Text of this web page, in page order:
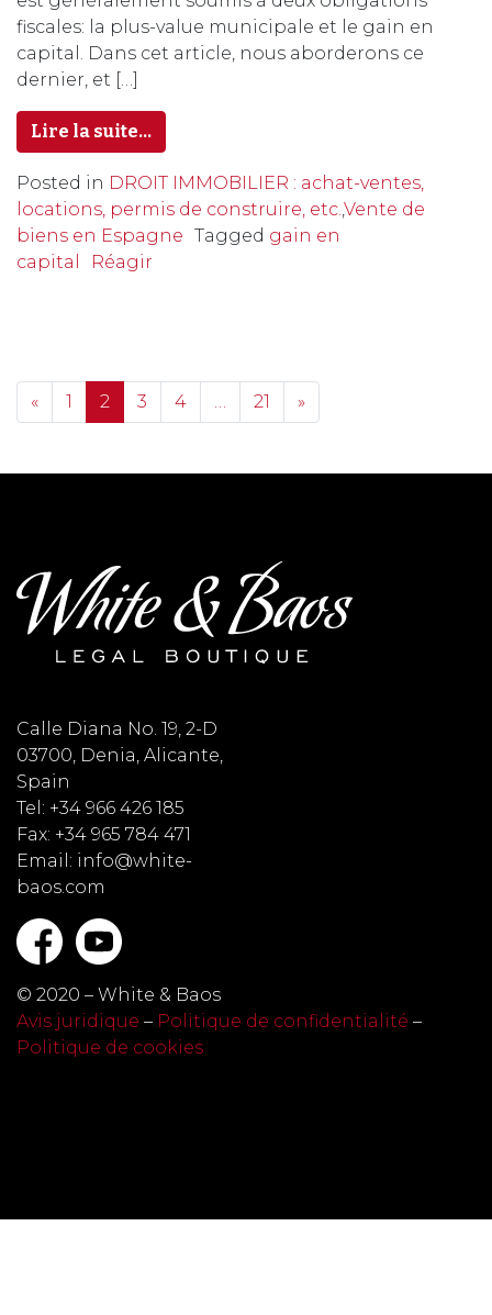
fiscales: la plus-value municipale et le gain en
capital. Dans cet article, nous aborderons ce
dernier, et […]
Lire la suite…
Posted in DROIT IMMOBILIER : achat-ventes,
locations, permis de construire, etc.,Vente de
biens en Espagne Tagged gain en
capital
Réagir
Posts navigation
« 1 2 3 4 … 21 »
Calle Diana No. 19, 2-D
03700, Denia, Alicante,
Spain
Tel: +34 966 426 185
Fax: +34 965 784 471
Email: info@white-
baos.com
© 2020 – White & Baos
Avis juridique – Politique de confidentialité –
Politique de cookies